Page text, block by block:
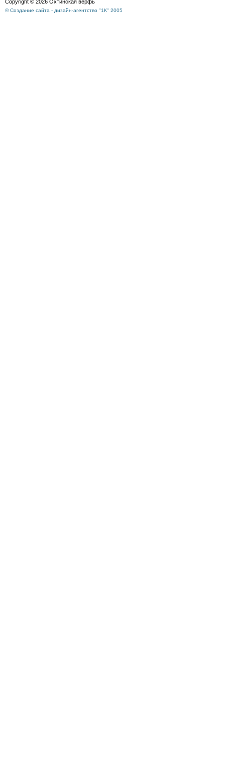
Copyright © 2026 Охтинская верфь
© Создание сайта - дизайн-агентство "1К" 2005